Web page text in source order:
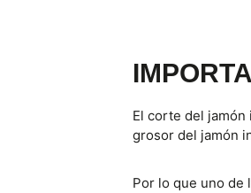
El corte del jamón
grosor del jamón
Por lo que uno de